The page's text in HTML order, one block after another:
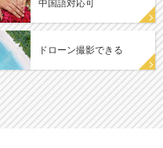
中国語対応可
ドローン撮影できる